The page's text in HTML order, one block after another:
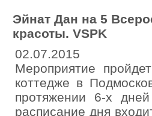
Эйнат Дан на 5
красоты. VSPK
02.07.2015
Мероприятие
коттедже в
протяжении 6-х
расписание дня